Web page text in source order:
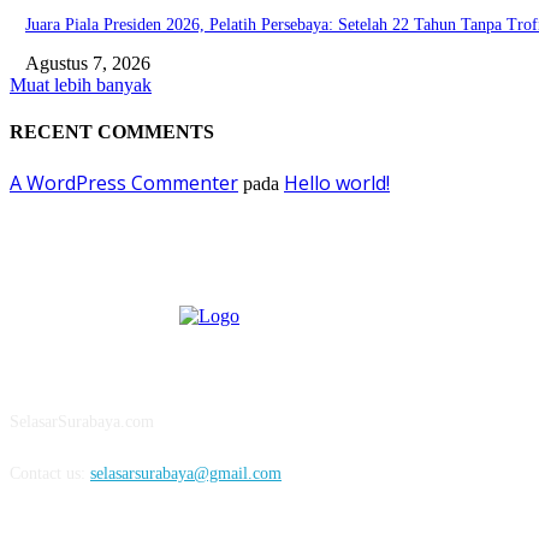
Juara Piala Presiden 2026, Pelatih Persebaya: Setelah 22 Tahun Tanpa
Agustus 7, 2026
Muat lebih banyak
RECENT COMMENTS
A WordPress Commenter pada Hello world!
selasarsurabaya@gmail.com